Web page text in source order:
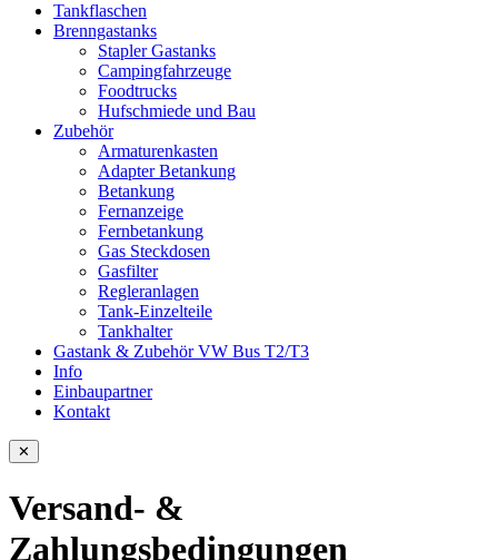
Tankflaschen
Brenngastanks
Stapler Gastanks
Campingfahrzeuge
Foodtrucks
Hufschmiede und Bau
Zubehör
Armaturenkasten
Adapter Betankung
Betankung
Fernanzeige
Fernbetankung
Gas Steckdosen
Gasfilter
Regleranlagen
Tank-Einzelteile
Tankhalter
Gastank & Zubehör VW Bus T2/T3
Info
Einbaupartner
Kontakt
✕
Versand- &
Zahlungsbedingungen